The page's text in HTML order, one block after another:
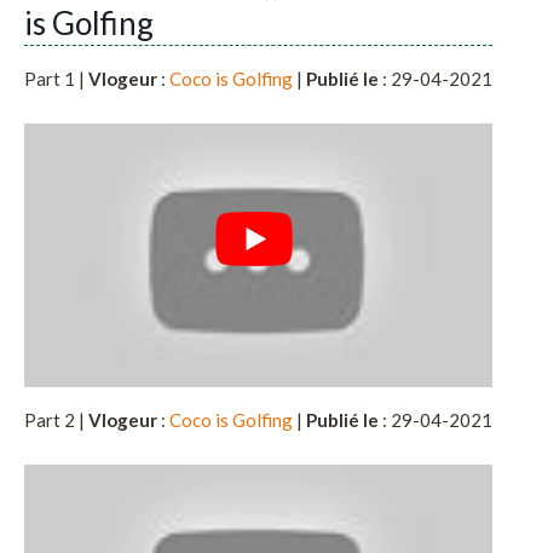
is Golfing
Part 1 | Vlogeur : Coco is Golfing | Publié le : 29-04-2021
Part 2 | Vlogeur : Coco is Golfing | Publié le : 29-04-2021